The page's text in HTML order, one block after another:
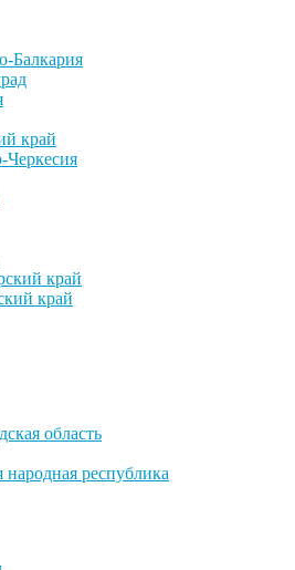
Балкария
край
Черкесия
край
край
область
народная республика